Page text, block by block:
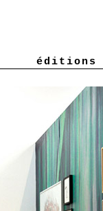
éditions